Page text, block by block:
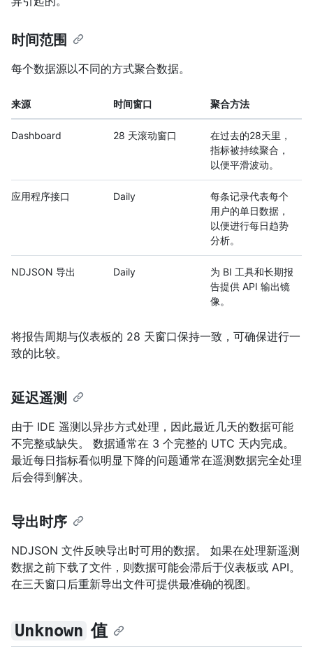
时间范围
每个数据源以不同的方式聚合数据。
来源 时间窗口 聚合方法
Dashboard 28 天滚动窗口
在过去的28天里，
指标被持续聚合，
以便平滑波动。
应用程序接口 Daily
每条记录代表每个
用户的单日数据，
以便进行每日趋势
分析。
NDJSON 导出 Daily
为 BI 工具和长期报
告提供 API 输出镜
像。
将报告周期与仪表板的 28 天窗口保持一致，可确保进行一
致的比较。
延迟遥测
由于 IDE 遥测以异步方式处理，因此最近几天的数据可能
不完整或缺失。 数据通常在 3 个完整的 UTC 天内完成。
最近每日指标看似明显下降的问题通常在遥测数据完全处理
后会得到解决。
导出时序
NDJSON 文件反映导出时可用的数据。 如果在处理新遥测
数据之前下载了文件，则数据可能会滞后于仪表板或 API。
在三天窗口后重新导出文件可提供最准确的视图。
Unknown 值